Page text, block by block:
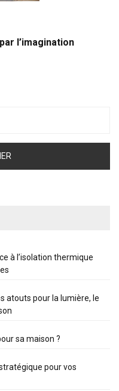
l’imagination
à l’isolation thermique
atouts pour la lumière, le
sa maison ?
pour vos